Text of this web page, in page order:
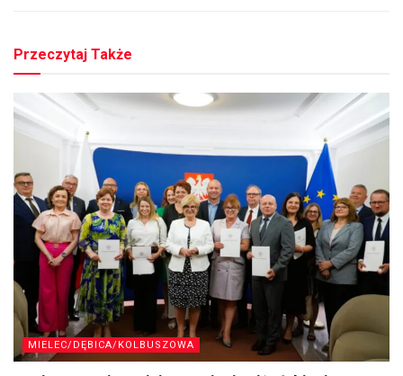
Przeczytaj Także
MIELEC/DĘBICA/KOLBUSZOWA